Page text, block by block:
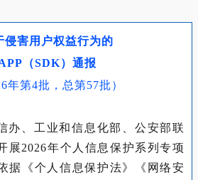
侵害用户权益行为的
（SDK）通报
年第4批，总第57批）
办、工业和信息化部、公安部联
展2026年个人信息保护系列专项
据《个人信息保护法》《网络安